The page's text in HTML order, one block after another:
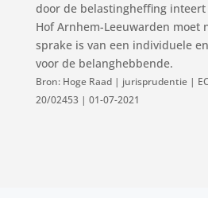
door de belastingheffing
Hof Arnhem-Leeuwarden moet
sprake is van een individuele
voor de belanghebbende.
Bron: Hoge Raad | jurisprudentie |
20/02453 | 01-07-2021